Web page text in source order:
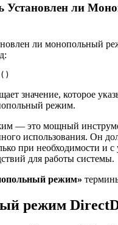
Установлен ли
ли монопольный
значение, которое
режим.
— это мощный
использования. Он
при необходимости и с
для работы системы.
режим»
режим